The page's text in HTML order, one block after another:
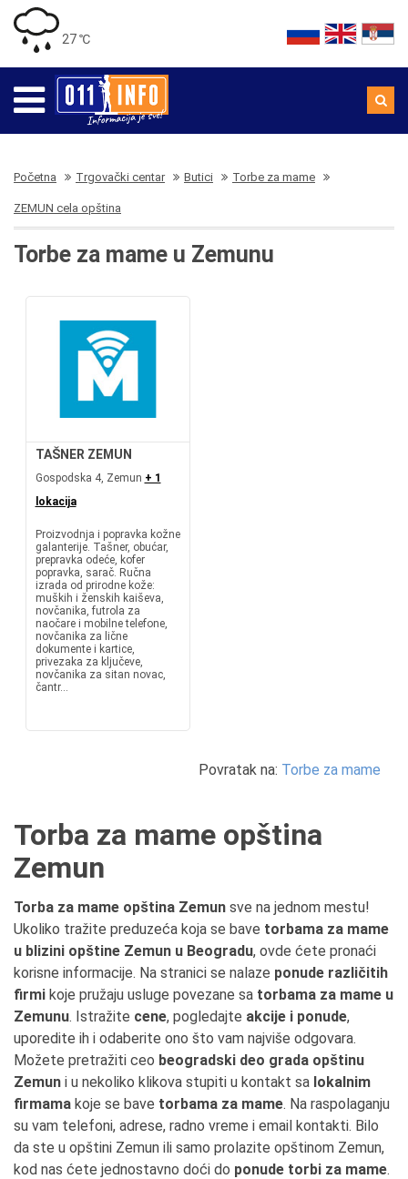
27 ℃
Početna Trgovački centar Butici Torbe za mame
ZEMUN cela opština
Torbe za mame u Zemunu
TAŠNER ZEMUN
Gospodska 4, Zemun + 1
lokacija
Proizvodnja i popravka kožne
galanterije. Tašner, obućar,
prepravka odeće, kofer
popravka, sarač. Ručna
izrada od prirodne kože:
muških i ženskih kaiševa,
novčanika, futrola za
naočare i mobilne telefone,
novčanika za lične
dokumente i kartice,
privezaka za ključeve,
novčanika za sitan novac,
čantr...
Povratak na: Torbe za mame
Torba za mame opština
Zemun
Torba za mame opština Zemun sve na jednom mestu!
Ukoliko tražite preduzeća koja se bave torbama za mame
u blizini opštine Zemun u Beogradu, ovde ćete pronaći
korisne informacije. Na stranici se nalaze ponude različitih
firmi koje pružaju usluge povezane sa torbama za mame u
Zemunu. Istražite cene, pogledajte akcije i ponude,
uporedite ih i odaberite ono što vam najviše odgovara.
Možete pretražiti ceo beogradski deo grada opštinu
Zemun i u nekoliko klikova stupiti u kontakt sa lokalnim
firmama koje se bave torbama za mame. Na raspolaganju
su vam telefoni, adrese, radno vreme i email kontakti. Bilo
da ste u opštini Zemun ili samo prolazite opštinom Zemun,
kod nas ćete jednostavno doći do ponude torbi za mame.